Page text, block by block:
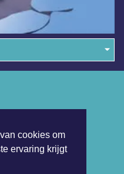
cookies om
ervaring krijgt
- Alle rechten